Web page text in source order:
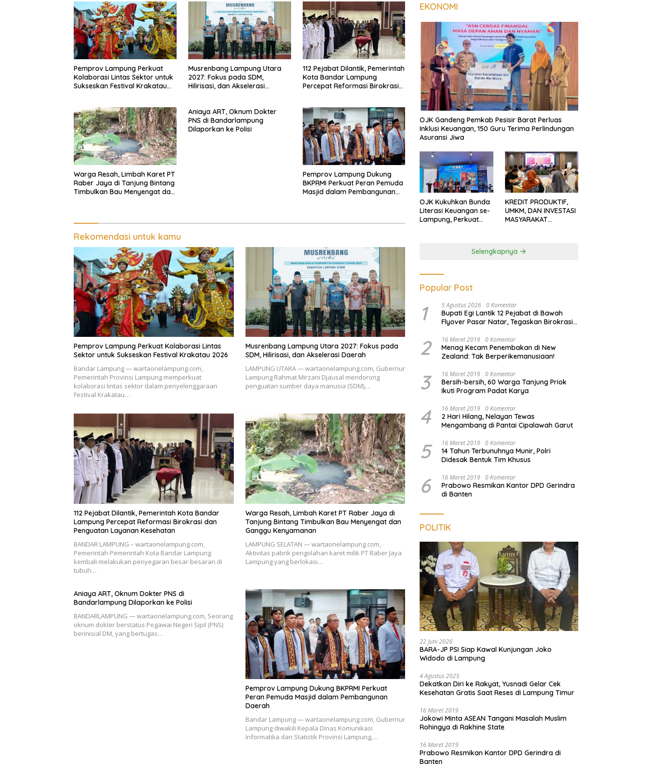
Pemprov Lampung Perkuat
Kolaborasi Lintas Sektor untuk
Sukseskan Festival Krakatau
Musrenbang Lampung Utara
2027: Fokus pada SDM,
Hilirisasi, dan Akselerasi
112 Pejabat Dilantik, Pemerintah
Kota Bandar Lampung
Percepat Reformasi Birokrasi
Warga Resah, Limbah Karet PT
Raber Jaya di Tanjung Bintang
Timbulkan Bau Menyengat dan
Aniaya ART, Oknum Dokter
PNS di Bandarlampung
Dilaporkan ke Polisi
Pemprov Lampung Dukung
BKPRMI Perkuat Peran Pemuda
Masjid dalam Pembangunan
Rekomendasi untuk kamu
Pemprov Lampung Perkuat Kolaborasi Lintas
Sektor untuk Sukseskan Festival Krakatau 2026
Bandar Lampung — wartaonelampung.com,
Pemerintah Provinsi Lampung memperkuat
kolaborasi lintas sektor dalam penyelenggaraan
Festival Krakatau…
Musrenbang Lampung Utara 2027: Fokus pada
SDM, Hilirisasi, dan Akselerasi Daerah
LAMPUNG UTARA — wartaonelampung.com, Gubernur
Lampung Rahmat Mirzani Djausal mendorong
penguatan sumber daya manusia (SDM),…
112 Pejabat Dilantik, Pemerintah Kota Bandar
Lampung Percepat Reformasi Birokrasi dan
Penguatan Layanan Kesehatan
BANDAR LAMPUNG – wartaonelampung.com,
Pemerintah Pemerintah Kota Bandar Lampung
kembali melakukan penyegaran besar-besaran di
tubuh…
Warga Resah, Limbah Karet PT Raber Jaya di
Tanjung Bintang Timbulkan Bau Menyengat dan
Ganggu Kenyamanan
LAMPUNG SELATAN — wartaonelampung.com,
Aktivitas pabrik pengolahan karet milik PT Raber Jaya
Lampung yang berlokasi…
Aniaya ART, Oknum Dokter PNS di
Bandarlampung Dilaporkan ke Polisi
BANDARLAMPUNG — wartaonelampung.com, Seorang
oknum dokter berstatus Pegawai Negeri Sipil (PNS)
berinisial DM, yang bertugas…
Pemprov Lampung Dukung BKPRMI Perkuat
Peran Pemuda Masjid dalam Pembangunan
Daerah
Bandar Lampung — wartaonelampung.com, Gubernur
Lampung diwakili Kepala Dinas Komunikasi
Informatika dan Statistik Provinsi Lampung,…
EKONOMI
OJK Gandeng Pemkab Pesisir Barat Perluas
Inklusi Keuangan, 150 Guru Terima Perlindungan
Asuransi Jiwa
OJK Kukuhkan Bunda
Literasi Keuangan se-
Lampung, Perkuat
KREDIT PRODUKTIF,
UMKM, DAN INVESTASI
MASYARAKAT
Selengkapnya
Popular Post
1 5 Agustus 2026 0 Komentar
Bupati Egi Lantik 12 Pejabat di Bawah
Flyover Pasar Natar, Tegaskan Birokrasi
2 16 Maret 2019 0 Komentar
Menag Kecam Penembakan di New
Zealand: Tak Berperikemanusiaan!
3 16 Maret 2019 0 Komentar
Bersih-bersih, 60 Warga Tanjung Priok
Ikuti Program Padat Karya
4 16 Maret 2019 0 Komentar
2 Hari Hilang, Nelayan Tewas
Mengambang di Pantai Cipalawah Garut
5 16 Maret 2019 0 Komentar
14 Tahun Terbunuhnya Munir, Polri
Didesak Bentuk Tim Khusus
6 16 Maret 2019 0 Komentar
Prabowo Resmikan Kantor DPD Gerindra
di Banten
POLITIK
22 Juni 2026
BARA-JP PSI Siap Kawal Kunjungan Joko
Widodo di Lampung
4 Agustus 2025
Dekatkan Diri ke Rakyat, Yusnadi Gelar Cek
Kesehatan Gratis Saat Reses di Lampung Timur
16 Maret 2019
Jokowi Minta ASEAN Tangani Masalah Muslim
Rohingya di Rakhine State
16 Maret 2019
Prabowo Resmikan Kantor DPD Gerindra di
Banten